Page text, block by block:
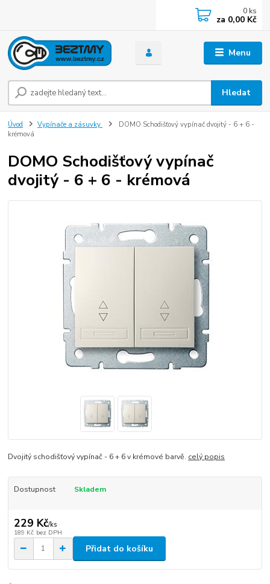
Menu
Hledat
0 ks
za 0,00 Kč
Úvod Vypínače a zásuvky
DOMO Schodišťový vypínač dvojitý - 6 + 6 -
krémová
DOMO Schodišťový vypínač
dvojitý - 6 + 6 - krémová
Dvojitý schodišťový vypínač - 6 + 6 v krémové barvě. celý popis
Dostupnost Skladem
229 Kč/ks
189 Kč bez DPH
Přidat do košíku